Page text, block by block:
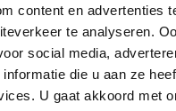
content en advertenties
te analyseren.
social media,
die u aan ze
U gaat akkoord met